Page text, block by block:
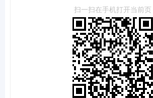
扫一扫在手机打开当前页